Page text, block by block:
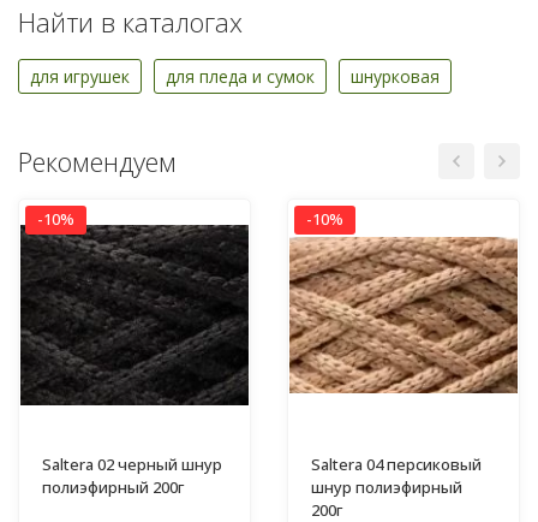
Найти в каталогах
для игрушек для пледа и сумок шнурковая
Рекомендуем
-10%
Saltera 02 черный шнур
полиэфирный 200г
-10%
Saltera 04 персиковый
шнур полиэфирный
200г